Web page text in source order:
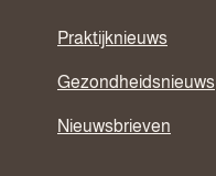
Praktijknieuws
Gezondheidsnieuws
Nieuwsbrieven